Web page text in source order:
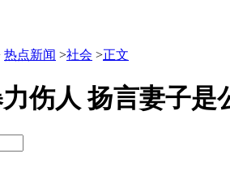
热点新闻 >社会 >正文
伤人 扬言妻子是